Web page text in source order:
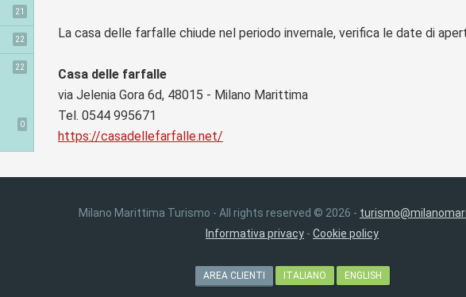
21
22
22
0
La casa delle farfalle chiude nel periodo invernale, verifica le date di
Casa delle farfalle
via Jelenia Gora 6d, 48015 - Milano Marittima
Tel. 0544 995671
https://casadellefarfalle.net/
Milano Marittima Turismo - All rights reserved © 2026 -
Informativa privacy - Cookie policy
AREA CLIENTI ITALIANO ENGLISH